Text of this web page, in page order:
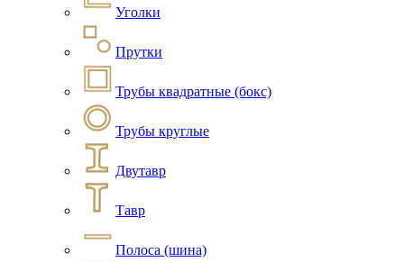
Уголки
Прутки
Трубы квадратные (бокс)
Трубы круглые
Двутавр
Тавр
Полоса (шина)